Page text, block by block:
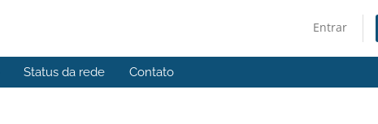
Entrar
Status da rede Contato